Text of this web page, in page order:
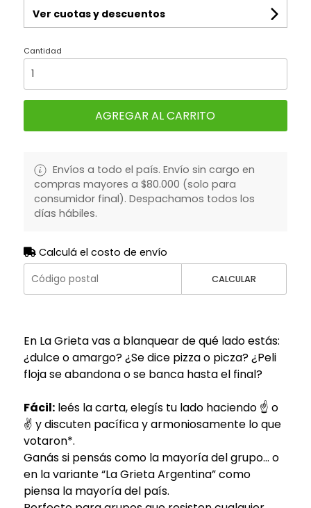
Ver cuotas y descuentos
Cantidad
AGREGAR AL CARRITO
Envíos a todo el país. Envío sin cargo en
compras mayores a $80.000 (solo para
consumidor final). Despachamos todos los
días hábiles.
Calculá el costo de envío
CALCULAR
En La Grieta vas a blanquear de qué lado estás:
¿dulce o amargo? ¿Se dice pizza o picza? ¿Peli
floja se abandona o se banca hasta el final?
Fácil:leés la carta, elegís tu lado haciendo ☝️ o
✌️ y discuten pacífica y armoniosamente lo que
votaron*.
Ganás si pensás como la mayoría del grupo… o
en la variante “La Grieta Argentina” como
piensa la mayoría del país.